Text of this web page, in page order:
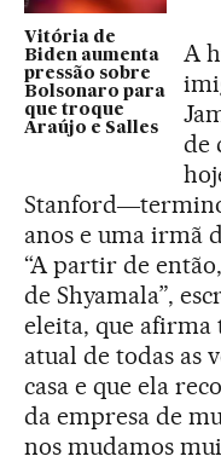
Vitória de
Biden aumenta
pressão sobre
Bolsonaro para
que troque
Araújo e Salles
A
de
anos e uma irmã
“A partir de
de Shyamala”,
eleita, que afirma
atual de todas as
casa e que ela
da empresa de
nos mudamos